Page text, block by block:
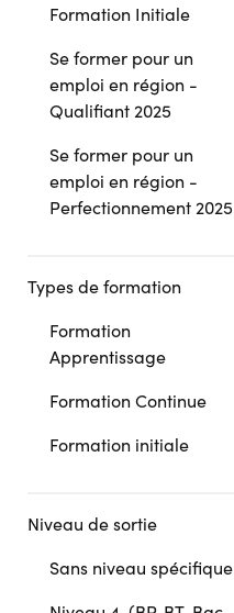
Formation Initiale
Se former pour un
emploi en région -
Qualifiant 2025
Se former pour un
emploi en région -
Perfectionnement 2025
Types de formation
Formation
Apprentissage
Formation Continue
Formation initiale
Niveau de sortie
Sans niveau spécifique